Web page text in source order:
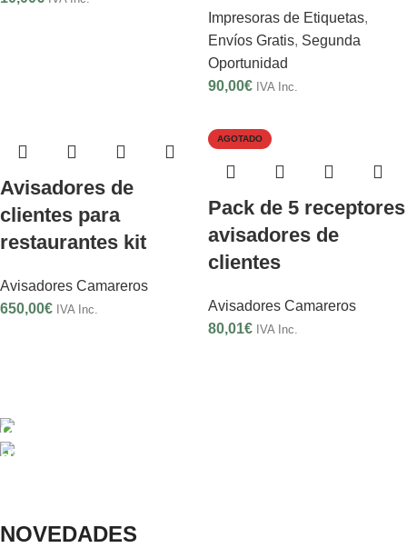
Impresoras de Etiquetas,
Envíos Gratis, Segunda
Oportunidad
90,00€ IVA Inc.
Avisadores de
clientes para
restaurantes kit
Avisadores Camareros
650,00€ IVA Inc.
AGOTADO
Pack de 5 receptores
avisadores de
clientes
Avisadores Camareros
80,01€ IVA Inc.
Ocúpese sólo
de su evento
Lo mejor en cosumibles
ticket
Informático
NOVEDADES